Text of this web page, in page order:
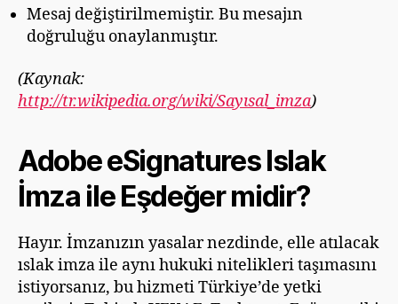
Mesaj değiştirilmemiştir. Bu mesajın
doğruluğu onaylanmıştır.
(Kaynak:
http://tr.wikipedia.org/wiki/Sayısal_imza)
Adobe eSignatures Islak
İmza ile Eşdeğer midir?
Hayır. İmzanızın yasalar nezdinde, elle atılacak
ıslak imza ile aynı hukuki nitelikleri taşımasını
istiyorsanız, bu hizmeti Türkiye’de yetki